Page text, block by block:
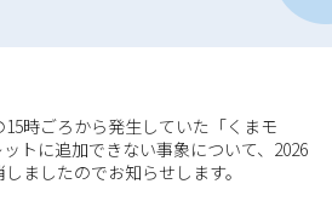
15時ごろから発生していた「くまモ
トに追加できない事象について、2026
ましたのでお知らせします。